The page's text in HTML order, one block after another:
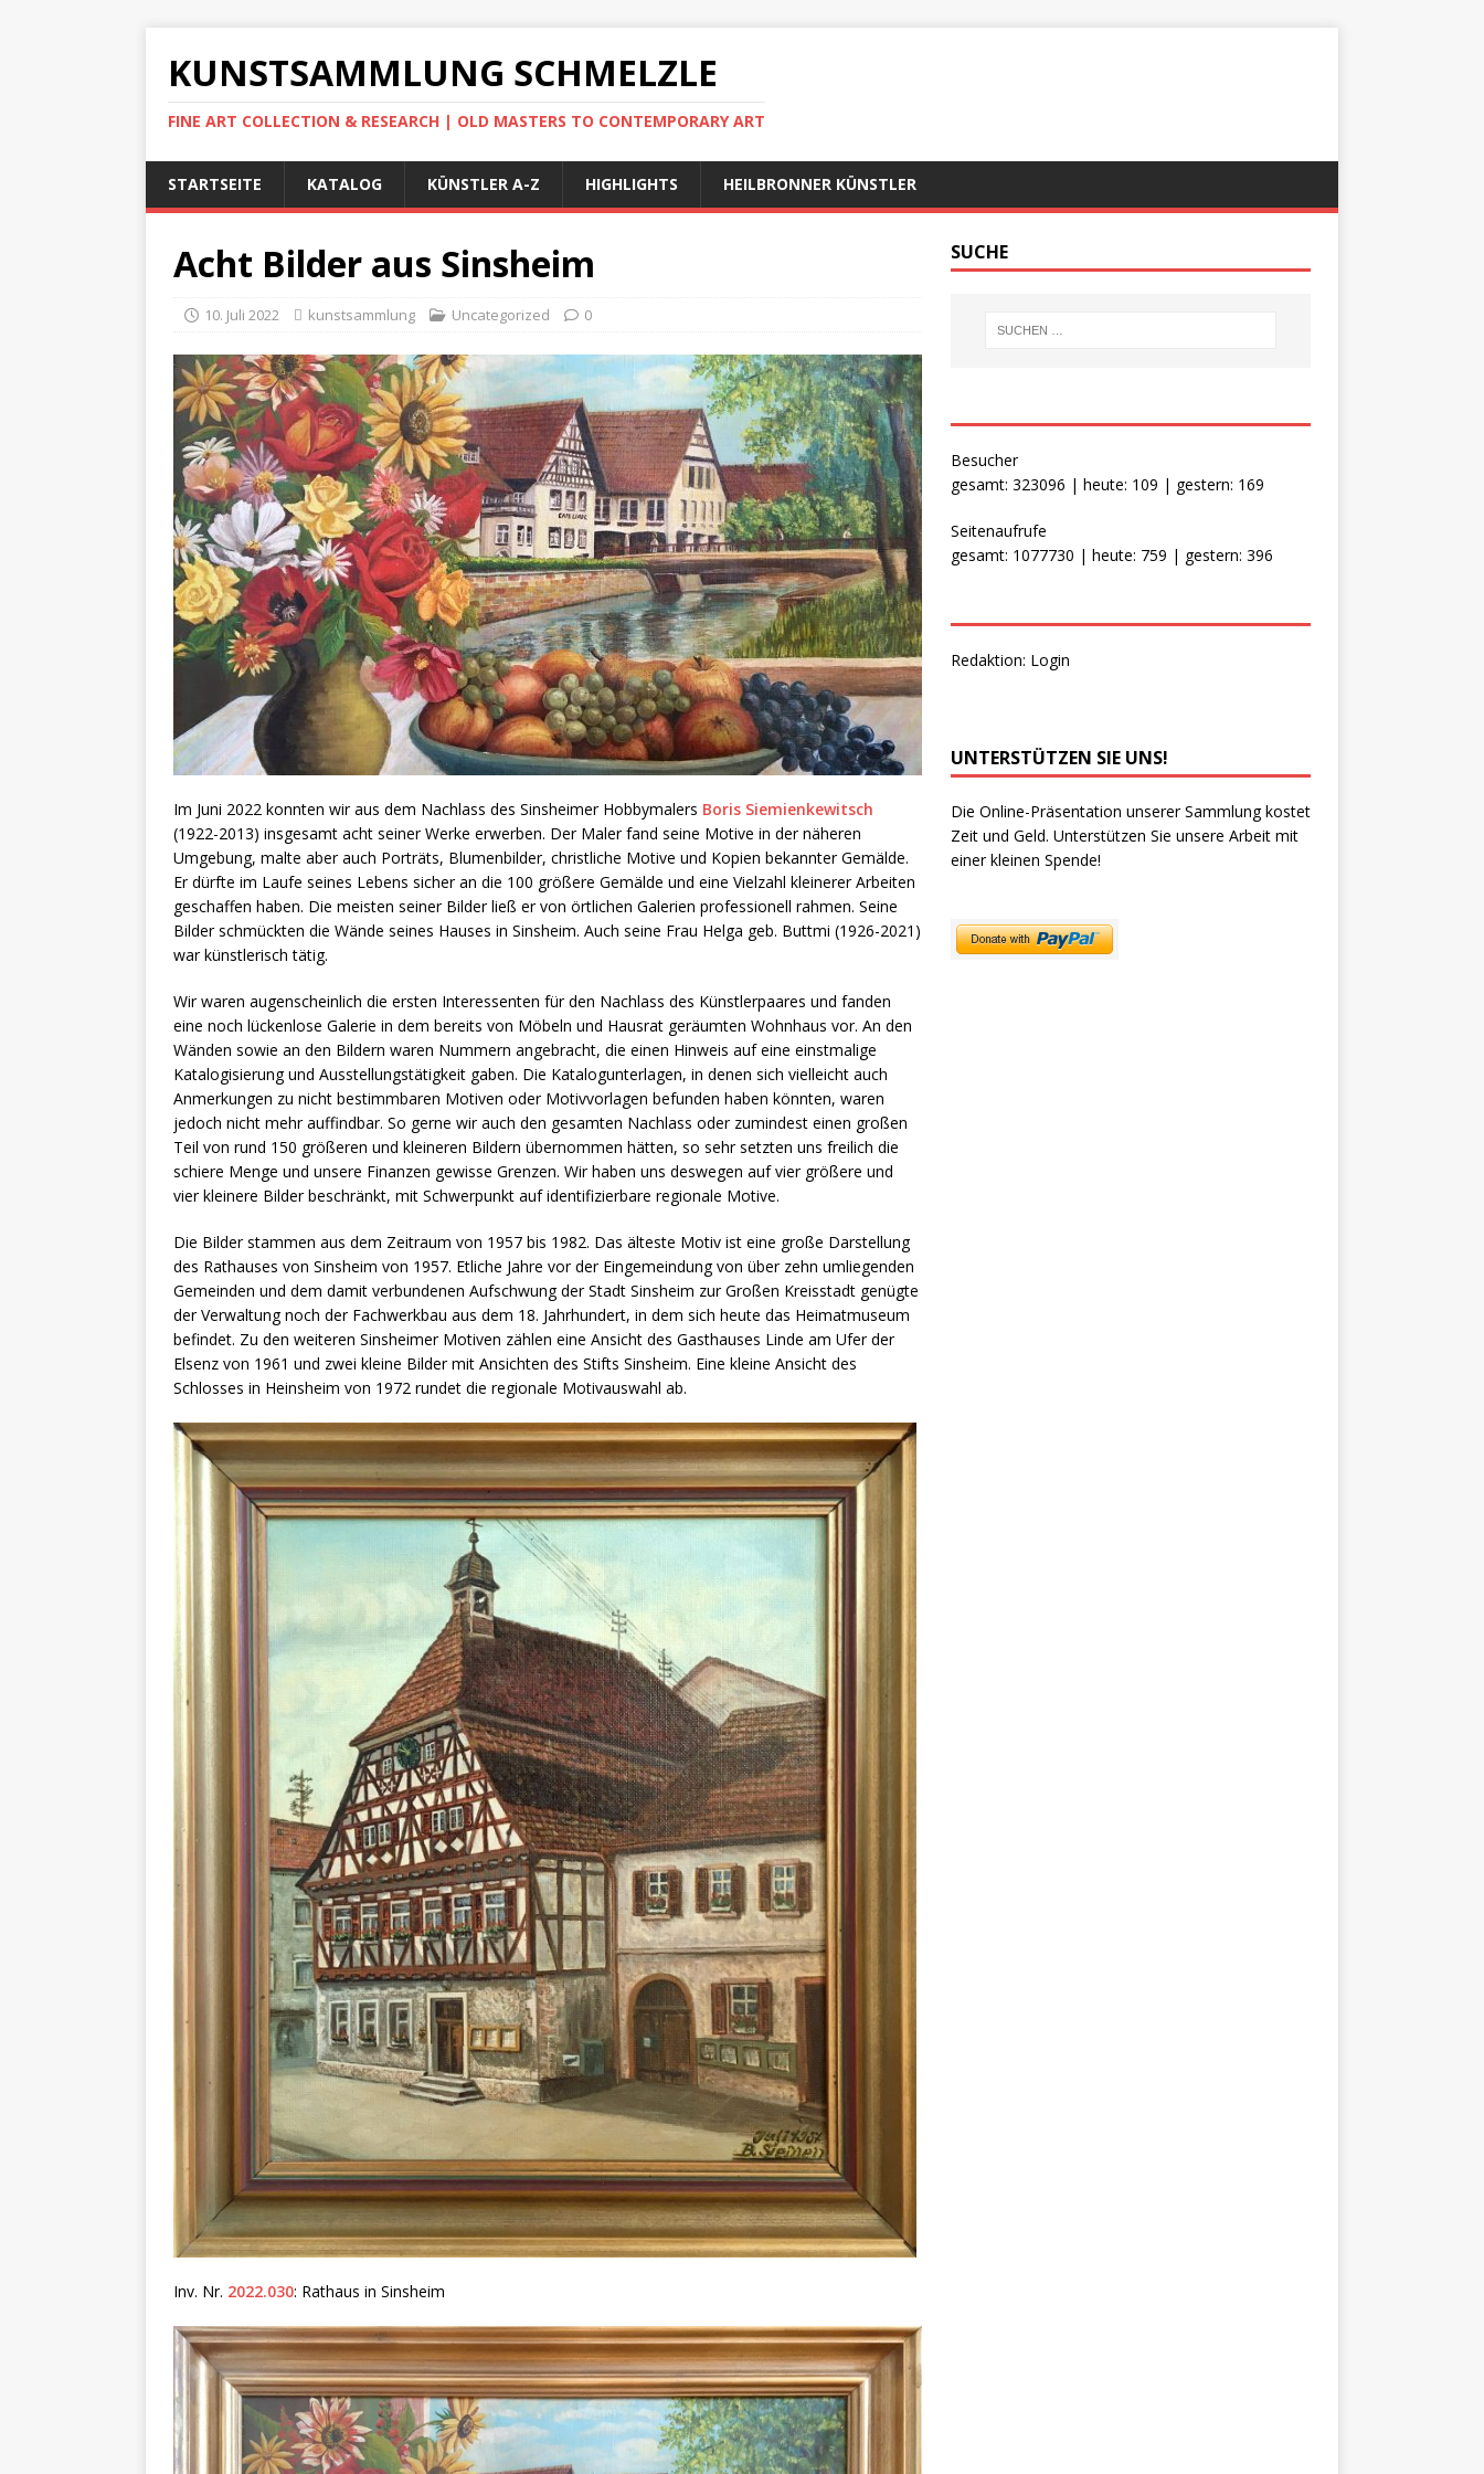
KUNSTSAMMLUNG SCHMELZLE
FINE ART COLLECTION & RESEARCH | OLD MASTERS TO CONTEMPORARY ART
STARTSEITE KATALOG KÜNSTLER A-Z HIGHLIGHTS HEILBRONNER KÜNSTLER
Acht Bilder aus Sinsheim
10. Juli 2022 kunstsammlung Uncategorized 0
Im Juni 2022 konnten wir aus dem Nachlass des Sinsheimer Hobbymalers Boris Siemienkewitsch
(1922-2013) insgesamt acht seiner Werke erwerben. Der Maler fand seine Motive in der näheren
Umgebung, malte aber auch Porträts, Blumenbilder, christliche Motive und Kopien bekannter Gemälde.
Er dürfte im Laufe seines Lebens sicher an die 100 größere Gemälde und eine Vielzahl kleinerer Arbeiten
geschaffen haben. Die meisten seiner Bilder ließ er von örtlichen Galerien professionell rahmen. Seine
Bilder schmückten die Wände seines Hauses in Sinsheim. Auch seine Frau Helga geb. Buttmi (1926-2021)
war künstlerisch tätig.
Wir waren augenscheinlich die ersten Interessenten für den Nachlass des Künstlerpaares und fanden
eine noch lückenlose Galerie in dem bereits von Möbeln und Hausrat geräumten Wohnhaus vor. An den
Wänden sowie an den Bildern waren Nummern angebracht, die einen Hinweis auf eine einstmalige
Katalogisierung und Ausstellungstätigkeit gaben. Die Katalogunterlagen, in denen sich vielleicht auch
Anmerkungen zu nicht bestimmbaren Motiven oder Motivvorlagen befunden haben könnten, waren
jedoch nicht mehr auffindbar. So gerne wir auch den gesamten Nachlass oder zumindest einen großen
Teil von rund 150 größeren und kleineren Bildern übernommen hätten, so sehr setzten uns freilich die
schiere Menge und unsere Finanzen gewisse Grenzen. Wir haben uns deswegen auf vier größere und
vier kleinere Bilder beschränkt, mit Schwerpunkt auf identifizierbare regionale Motive.
Die Bilder stammen aus dem Zeitraum von 1957 bis 1982. Das älteste Motiv ist eine große Darstellung
des Rathauses von Sinsheim von 1957. Etliche Jahre vor der Eingemeindung von über zehn umliegenden
Gemeinden und dem damit verbundenen Aufschwung der Stadt Sinsheim zur Großen Kreisstadt genügte
der Verwaltung noch der Fachwerkbau aus dem 18. Jahrhundert, in dem sich heute das Heimatmuseum
befindet. Zu den weiteren Sinsheimer Motiven zählen eine Ansicht des Gasthauses Linde am Ufer der
Elsenz von 1961 und zwei kleine Bilder mit Ansichten des Stifts Sinsheim. Eine kleine Ansicht des
Schlosses in Heinsheim von 1972 rundet die regionale Motivauswahl ab.
Inv. Nr. 2022.030: Rathaus in Sinsheim
SUCHE
Besucher
gesamt: 323096 | heute: 109 | gestern: 169
Seitenaufrufe
gesamt: 1077730 | heute: 759 | gestern: 396
Redaktion: Login
UNTERSTÜTZEN SIE UNS!
Die Online-Präsentation unserer Sammlung kostet
Zeit und Geld. Unterstützen Sie unsere Arbeit mit
einer kleinen Spende!